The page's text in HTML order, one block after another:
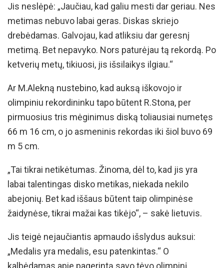
Jis neslėpė: „Jaučiau, kad galiu mesti dar geriau. Nes
metimas nebuvo labai geras. Diskas skriejo
drebėdamas. Galvojau, kad atliksiu dar geresnį
metimą. Bet nepavyko. Nors paturėjau tą rekordą. Po
ketverių metų, tikiuosi, jis išsilaikys ilgiau.“
Ar M.Alekną nustebino, kad auksą iškovojo ir
olimpiniu rekordininku tapo būtent R.Stona, per
pirmuosius tris mėginimus diską toliausiai numetęs
66 m 16 cm, o jo asmeninis rekordas iki šiol buvo 69
m 5 cm.
„Tai tikrai netikėtumas. Žinoma, dėl to, kad jis yra
labai talentingas disko metikas, niekada nekilo
abejonių. Bet kad iššaus būtent taip olimpinėse
žaidynėse, tikrai mažai kas tikėjo“, – sakė lietuvis.
Jis teigė nejaučiantis apmaudo išslydus auksui:
„Medalis yra medalis, esu patenkintas.“ O
kalbėdamas apie pagerintą savo tėvo olimpinį